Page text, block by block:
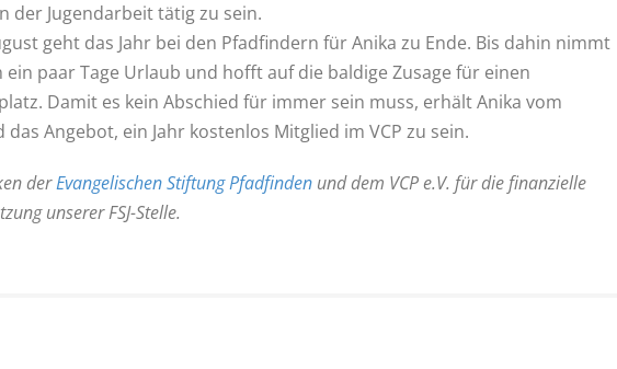
der Jugendarbeit tätig zu sein.
geht das Jahr bei den Pfadfindern für Anika zu Ende. Bis dahin nimmt
ein paar Tage Urlaub und hofft auf die baldige Zusage für einen
Damit es kein Abschied für immer sein muss, erhält Anika vom
das Angebot, ein Jahr kostenlos Mitglied im VCP zu sein.
derEvangelischen Stiftung Pfadfinden und dem VCP e.V. für die finanzielle
unserer FSJ-Stelle.